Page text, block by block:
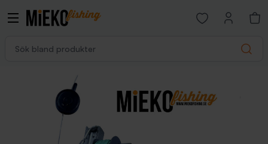
Search
Open favorites